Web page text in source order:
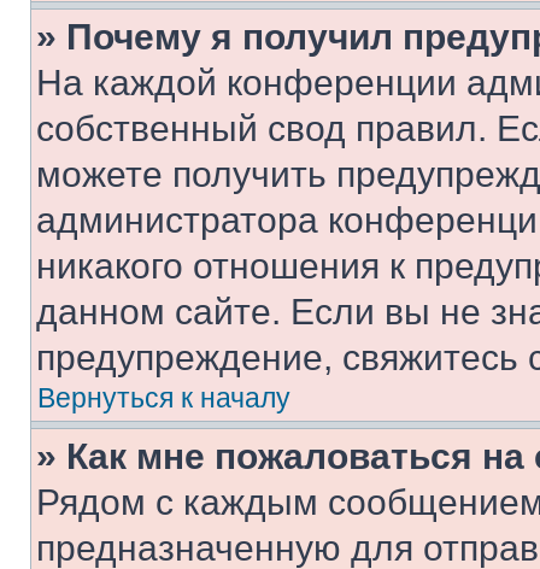
» Почему я получил
На каждой конференции
собственный свод правил.
можете получить
администратора
никакого отношения к
данном сайте. Если вы не
предупреждение,
Вернуться к началу
» Как мне пожаловаться
Рядом с каждым сообщением
предназначенную для